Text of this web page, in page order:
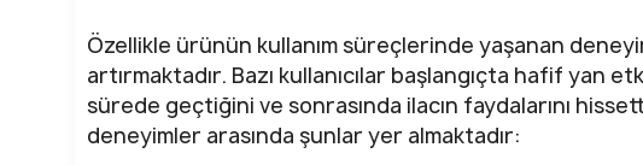
Özellikle ürünün kullanım süreçlerinde yaşanan
artırmaktadır. Bazı kullanıcılar başlangıçta hafif yan
sürede geçtiğini ve sonrasında ilacın faydalarını
deneyimler arasında şunlar yer almaktadır: